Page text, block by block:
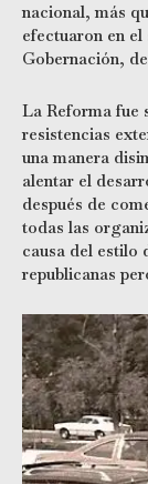
nacional, más
efectuaron en
Gobernación,
La Reforma fue
resistencias
una manera
alentar el
después de
todas las
causa del estilo
republicanas